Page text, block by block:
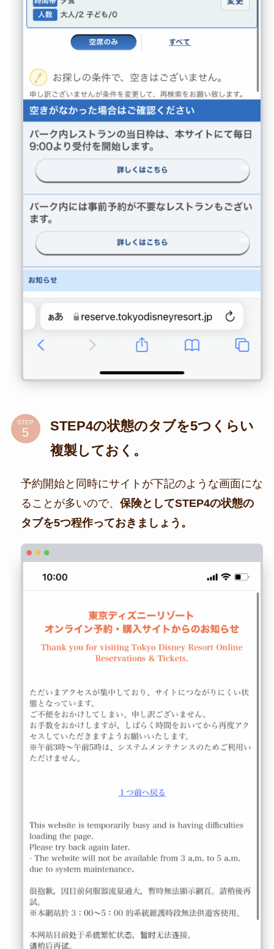
STEP
STEP4の状態のタブを5つくらい
複製しておく。
予約開始と同時にサイトが下記のような画面にな
ることが多いので、 保険としてSTEP4の状態の
タブを5つ程作っておきましょう。